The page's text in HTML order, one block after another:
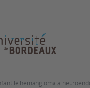
hemangioma a